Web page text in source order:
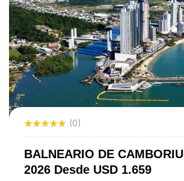
(0)
BALNEARIO DE CAMBORIU VERANO
2026 Desde USD 1.659